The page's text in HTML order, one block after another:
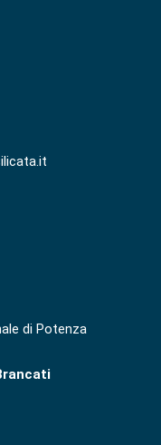
di Potenza